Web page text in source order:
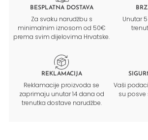
BESPLATNA DOSTAVA
Za svaku narudžbu s
minimalnim iznosom od 50€
prema svim dijelovima Hrvatske.
Unutar
REKLAMACIJA
Reklamacije proizvoda se
zaprimaju unutar 14 dana od
trenutka dostave narudžbe.
Vaši
su posve